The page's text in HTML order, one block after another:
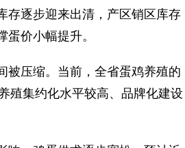
存逐步迎来出清，产区销区库存
价小幅提升。
压缩。当前，全省蛋鸡养殖的
殖集约化水平较高、品牌化建设